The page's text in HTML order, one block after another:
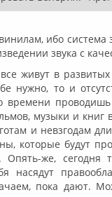
ибо система
звука с
живут в
нужно, то и
времени
музыки и книг
и невзгодам
которые будут
Опять-же,
пока дают.